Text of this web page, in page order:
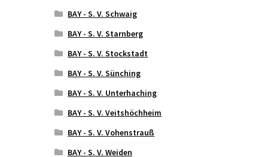
BAY - S. V. Schwaig
BAY - S. V. Starnberg
BAY - S. V. Stockstadt
BAY - S. V. Sünching
BAY - S. V. Unterhaching
BAY - S. V. Veitshöchheim
BAY - S. V. Vohenstrauß
BAY - S. V. Weiden